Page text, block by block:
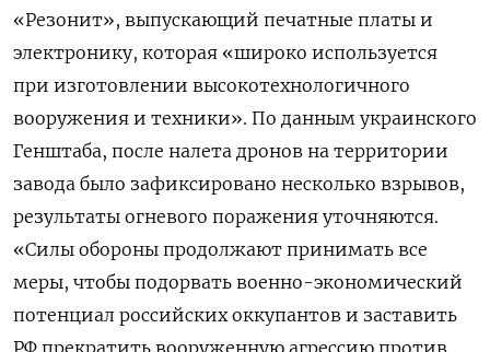
«Резонит», выпускающий печатные платы и
электронику, которая «широко используется
при изготовлении высокотехнологичного
вооружения и техники». По данным украинского
Генштаба, после налета дронов на территории
завода было зафиксировано несколько взрывов,
результаты огневого поражения уточняются.
«Силы обороны продолжают принимать все
меры, чтобы подорвать военно-экономический
потенциал российских оккупантов и заставить